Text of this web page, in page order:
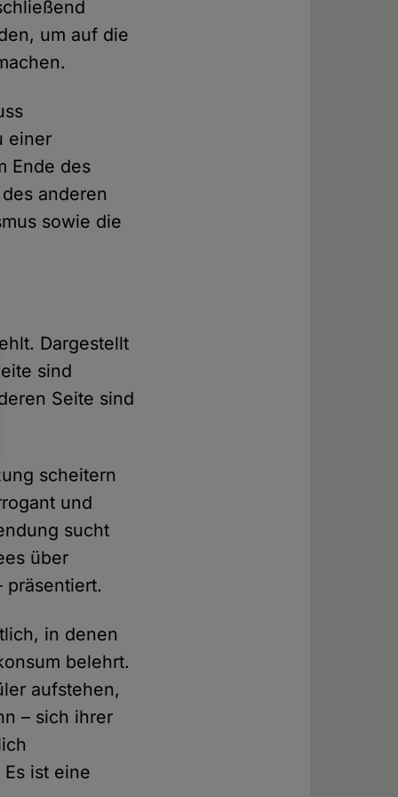
um auf die
einer
Ende des
anderen
sowie die
Dargestellt
sind
Seite sind
scheitern
und
sucht
über
präsentiert.
in denen
belehrt.
aufstehen,
– sich ihrer
ist eine